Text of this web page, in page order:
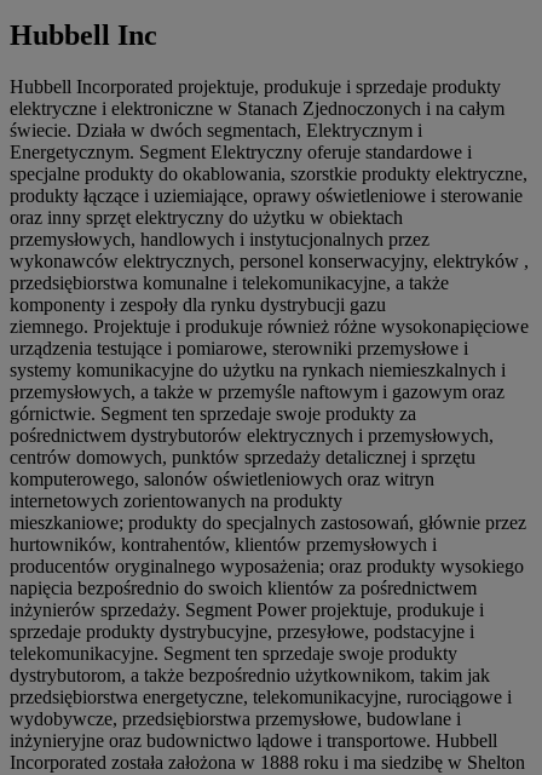
Hubbell Inc
Hubbell Incorporated projektuje, produkuje i sprzedaje produkty
elektryczne i elektroniczne w Stanach Zjednoczonych i na całym
świecie. Działa w dwóch segmentach, Elektrycznym i
Energetycznym. Segment Elektryczny oferuje standardowe i
specjalne produkty do okablowania, szorstkie produkty elektryczne,
produkty łączące i uziemiające, oprawy oświetleniowe i sterowanie
oraz inny sprzęt elektryczny do użytku w obiektach
przemysłowych, handlowych i instytucjonalnych przez
wykonawców elektrycznych, personel konserwacyjny, elektryków ,
przedsiębiorstwa komunalne i telekomunikacyjne, a także
komponenty i zespoły dla rynku dystrybucji gazu
ziemnego. Projektuje i produkuje również różne wysokonapięciowe
urządzenia testujące i pomiarowe, sterowniki przemysłowe i
systemy komunikacyjne do użytku na rynkach niemieszkalnych i
przemysłowych, a także w przemyśle naftowym i gazowym oraz
górnictwie. Segment ten sprzedaje swoje produkty za
pośrednictwem dystrybutorów elektrycznych i przemysłowych,
centrów domowych, punktów sprzedaży detalicznej i sprzętu
komputerowego, salonów oświetleniowych oraz witryn
internetowych zorientowanych na produkty
mieszkaniowe; produkty do specjalnych zastosowań, głównie przez
hurtowników, kontrahentów, klientów przemysłowych i
producentów oryginalnego wyposażenia; oraz produkty wysokiego
napięcia bezpośrednio do swoich klientów za pośrednictwem
inżynierów sprzedaży. Segment Power projektuje, produkuje i
sprzedaje produkty dystrybucyjne, przesyłowe, podstacyjne i
telekomunikacyjne. Segment ten sprzedaje swoje produkty
dystrybutorom, a także bezpośrednio użytkownikom, takim jak
przedsiębiorstwa energetyczne, telekomunikacyjne, rurociągowe i
wydobywcze, przedsiębiorstwa przemysłowe, budowlane i
inżynieryjne oraz budownictwo lądowe i transportowe. Hubbell
Incorporated została założona w 1888 roku i ma siedzibę w Shelton